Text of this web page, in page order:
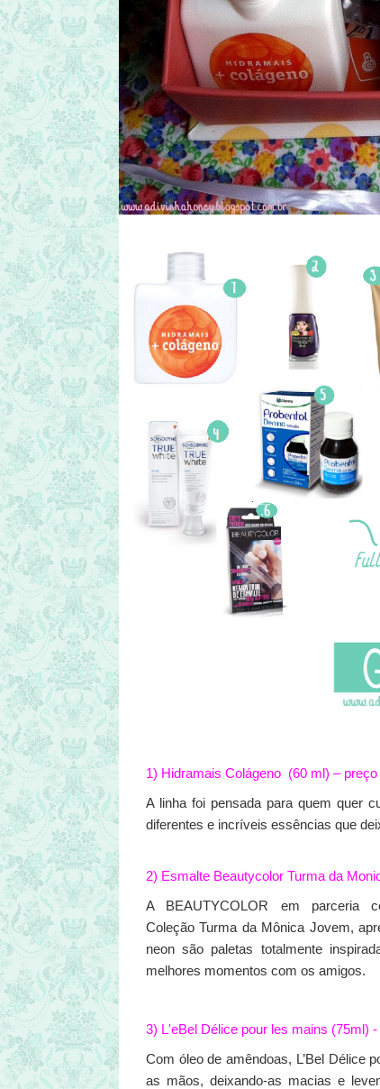
1) Hidramais Colágeno (60 ml) –
A linha foi pensada para quem quer
diferentes e incríveis essências que
2) Esmalte Beautycolor Turma da
A BEAUTYCOLOR em parceria
Coleção Turma da Mônica Jovem,
neon são paletas totalmente
melhores momentos com os amigos.
3) L'eBel Délice pour les mains (75ml)
Com óleo de amêndoas, L’Bel Délice
as mãos, deixando-as macias e